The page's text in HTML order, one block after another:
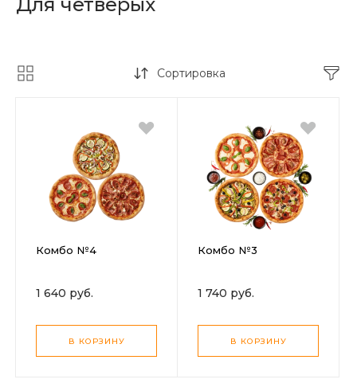
Сортировка
Комбо №4
1 640 руб.
В КОРЗИНУ
Комбо №3
1 740 руб.
В КОРЗИНУ